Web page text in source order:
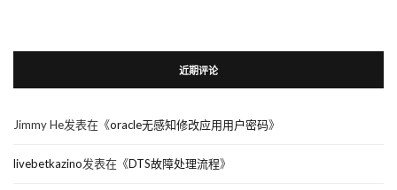
近期评论
Jimmy He发表在《oracle无感知修改应用用户密码》
livebetkazino发表在《DTS故障处理流程》